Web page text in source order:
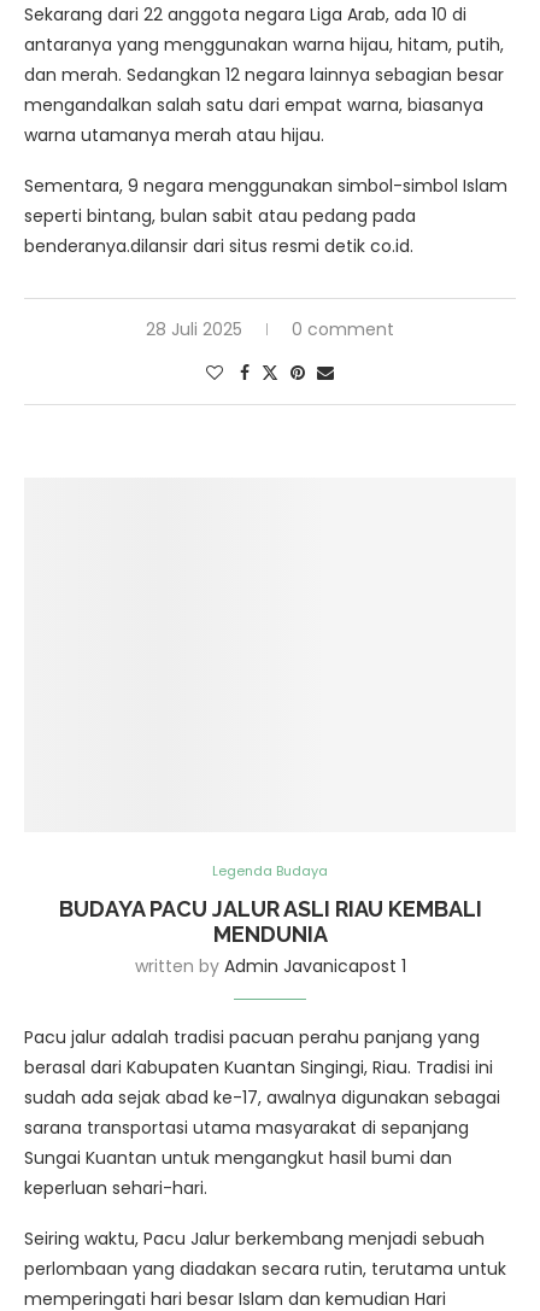
Sekarang dari 22 anggota negara Liga Arab, ada 10 di
antaranya yang menggunakan warna hijau, hitam, putih,
dan merah. Sedangkan 12 negara lainnya sebagian besar
mengandalkan salah satu dari empat warna, biasanya
warna utamanya merah atau hijau.
Sementara, 9 negara menggunakan simbol-simbol Islam
seperti bintang, bulan sabit atau pedang pada
benderanya.dilansir dari situs resmi detik co.id.
28 Juli 2025 0 comment
Legenda Budaya
BUDAYA PACU JALUR ASLI RIAU KEMBALI
MENDUNIA
written by Admin Javanicapost 1
Pacu jalur adalah tradisi pacuan perahu panjang yang
berasal dari Kabupaten Kuantan Singingi, Riau. Tradisi ini
sudah ada sejak abad ke-17, awalnya digunakan sebagai
sarana transportasi utama masyarakat di sepanjang
Sungai Kuantan untuk mengangkut hasil bumi dan
keperluan sehari-hari.
Seiring waktu, Pacu Jalur berkembang menjadi sebuah
perlombaan yang diadakan secara rutin, terutama untuk
memperingati hari besar Islam dan kemudian Hari